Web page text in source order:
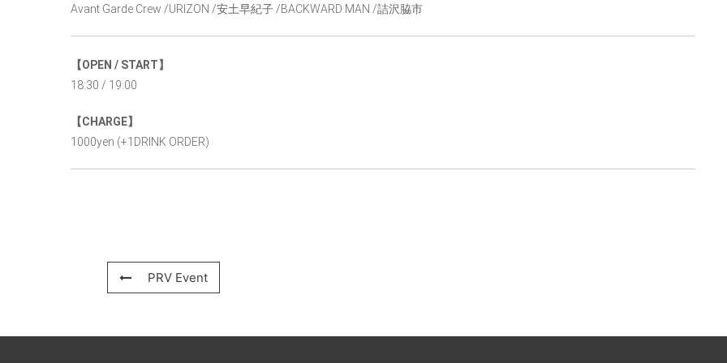
Avant Garde Crew /URIZON /安土早紀子 /BACKWARD MAN /詰沢脇市
【OPEN / START】
18:30 / 19:00
【CHARGE】
1000yen (+1DRINK ORDER)
PRV Event